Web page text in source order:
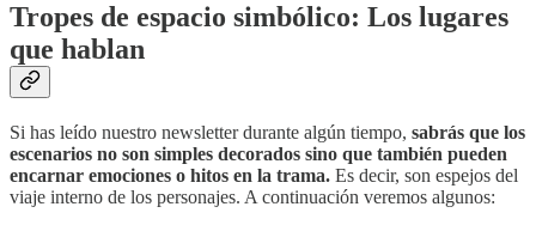
Tropes de espacio simbólico: Los lugares
que hablan
Si has leído nuestro newsletter durante algún tiempo, sabrás que los
escenarios no son simples decorados sino que también pueden
encarnar emociones o hitos en la trama. Es decir, son espejos del
viaje interno de los personajes. A continuación veremos algunos: